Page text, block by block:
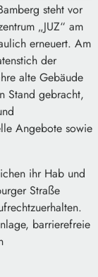
steht vor
„JUZ“ am
erneuert. Am
der
alte Gebäude
Stand gebracht,
Angebote sowie
ihr Hab und
Straße
barrierefreie